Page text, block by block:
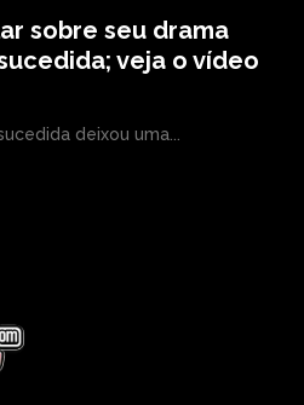
sobre seu drama
veja o vídeo
deixou uma...